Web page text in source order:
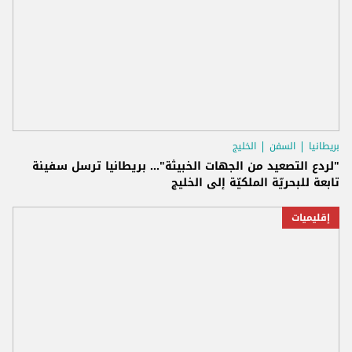
بريطانيا السفن الخليج
"لردع التصعيد من الجهات الخبيثة"... بريطانيا ترسل سفينة
تابعة للبحريّة الملكيّة إلى الخليج
إقليميات